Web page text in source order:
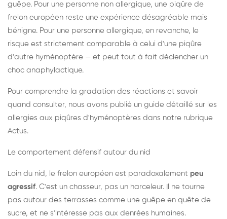
guêpe. Pour une personne non allergique, une piqûre de
frelon européen reste une expérience désagréable mais
bénigne. Pour une personne allergique, en revanche, le
risque est strictement comparable à celui d'une piqûre
d'autre hyménoptère — et peut tout à fait déclencher un
choc anaphylactique.
Pour comprendre la gradation des réactions et savoir
quand consulter, nous avons publié un guide détaillé sur les
allergies aux piqûres d'hyménoptères dans notre rubrique
Actus.
Le comportement défensif autour du nid
Loin du nid, le frelon européen est paradoxalement peu
agressif. C'est un chasseur, pas un harceleur. Il ne tourne
pas autour des terrasses comme une guêpe en quête de
sucre, et ne s'intéresse pas aux denrées humaines.